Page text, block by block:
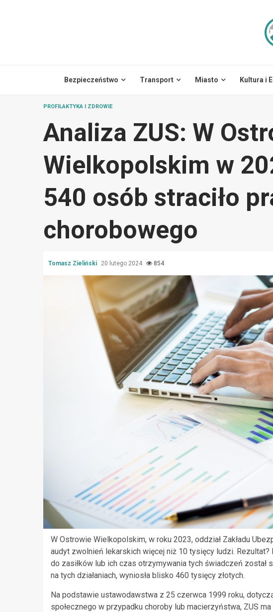
Bezpieczeństwo Transport Miasto Kultura i
PROFILAKTYKA I ZDROWIE
Analiza ZUS: W
Wielkopolskim w
540 osób straciło
chorobowego
Tomasz Zieliński 20 lutego 2024 854
W Ostrowie Wielkopolskim, w roku 2023, oddział Zakładu
audyt zwolnień lekarskich więcej niż 10 tysięcy ludzi.
do zasiłków lub ich czas otrzymywania tych świadczeń został
na tych działaniach, wyniosła blisko 460 tysięcy złotych.
Na podstawie ustawodawstwa z 25 czerwca 1999 roku,
społecznego w przypadku choroby lub macierzyństwa, ZUS